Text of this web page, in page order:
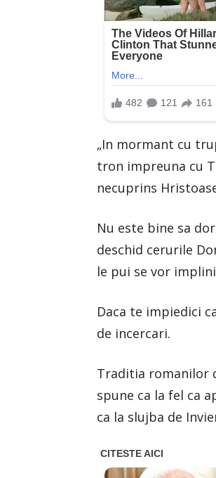
„In mormant cu
tron impreuna cu
necuprins
Nu este bine sa
deschid cerurile
le pui se vor
Daca te impiedici
de incercari.
Traditia romanilor
spune ca la fel ca
ca la slujba de